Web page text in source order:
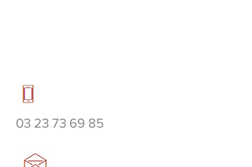
03 23 73 69 85